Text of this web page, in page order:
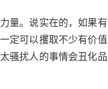
量。说实在的，如果
定可以攫取不少有价
骚扰人的事情会丑化